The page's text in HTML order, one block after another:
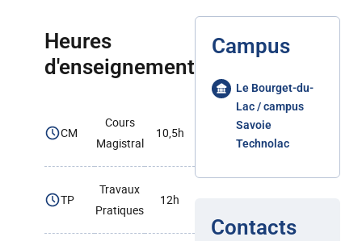
Heures
d'enseignement
CM
Cours
Magistral
10,5h
TP
Travaux
Pratiques
12h
Campus
Le Bourget-du-
Lac / campus
Savoie
Technolac
Contacts